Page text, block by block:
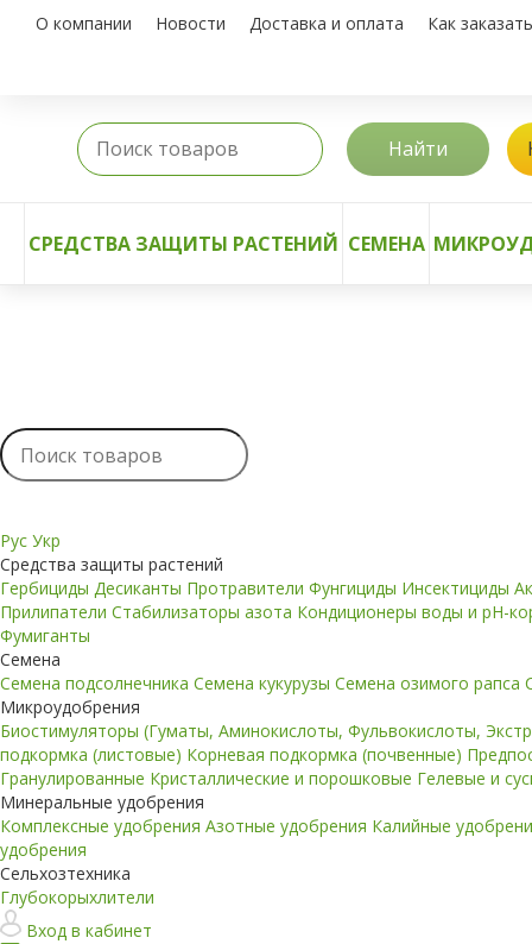
О компании Новости Доставка и оплата Как заказать
Найти
СРЕДСТВА ЗАЩИТЫ РАСТЕНИЙ СЕМЕНА
Рус Укр
Средства защиты растений
Гербициды Десиканты Протравители Фунгициды Инсектициды
Прилипатели Стабилизаторы азота Кондиционеры воды и pH-
Фумиганты
Семена
Семена подсолнечника Семена кукурузы Семена озимого рапса
Микроудобрения
Биостимуляторы (Гуматы, Аминокислоты, Фульвокислоты,
подкормка (листовые) Корневая подкормка (почвенные)
Гранулированные Кристаллические и порошковые Гелевые и
Минеральные удобрения
Комплексные удобрения Азотные удобрения Калийные
удобрения
Сельхозтехника
Глубокорыхлители
Вход в кабинет